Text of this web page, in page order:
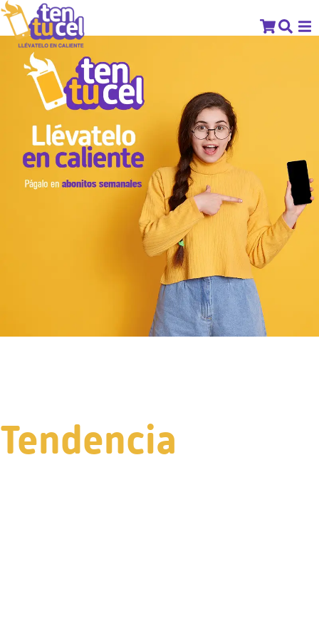
Tendencia